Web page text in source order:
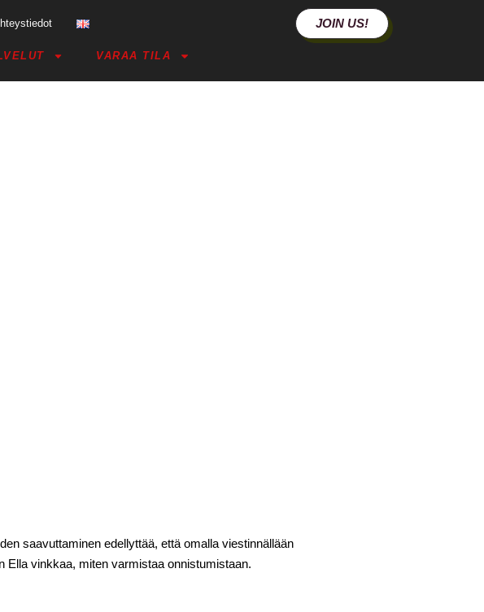
JOIN US!
VARAA TILA
saavuttaminen edellyttää, että omalla viestinnällään
Ella vinkkaa, miten varmistaa onnistumistaan.